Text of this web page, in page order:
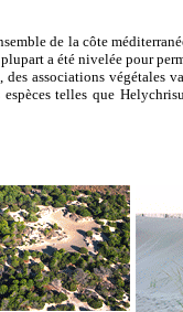
de la côte
a été nivelée pour
associations
telles que